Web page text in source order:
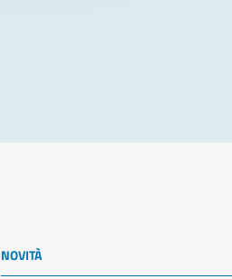
NOVITÀ